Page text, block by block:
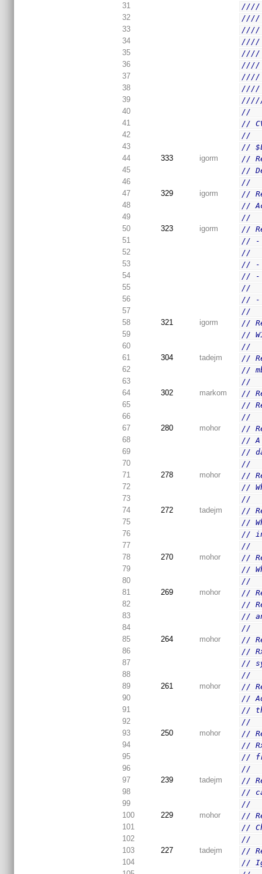
31
////
32
////
33
////
34
35
////
36
////
37
////
38
39
40
//
41
//
42
//
43
//
44
333 igorm
//
45
//
46
//
47
329 igorm
//
48
//
49
//
50
323 igorm
//
51
// -
52
//
53
// -
54
// -
55
//
56
// -
57
//
58
321 igorm
//
59
//
60
//
61
304 tadejm
//
62
//
63
//
64
302 markom
//
65
//
66
//
67
280 mohor
//
68
// A
69
//
70
//
71
278 mohor
//
72
//
73
//
74
272 tadejm
//
75
//
76
//
77
//
78
270 mohor
//
79
//
80
//
81
269 mohor
//
82
//
83
//
84
//
85
264 mohor
//
86
//
87
//
88
//
89
261 mohor
//
90
//
91
//
92
//
93
250 mohor
//
94
//
95
//
96
//
97
239 tadejm
//
98
//
99
//
100
229 mohor
//
101
//
102
//
103
227 tadejm
//
104
//